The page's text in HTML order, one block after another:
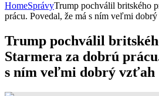
HomeSprávyTrump pochválil britského
prácu. Povedal, že má s ním veľmi
Trump pochválil
Starmera za dobrú
s ním veľmi dobrý vzťah